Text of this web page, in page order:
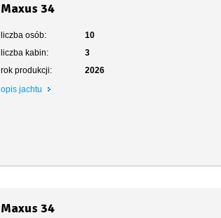
Maxus 34
liczba osób:
10
liczba kabin:
3
rok produkcji:
2026
opis jachtu
Maxus 34